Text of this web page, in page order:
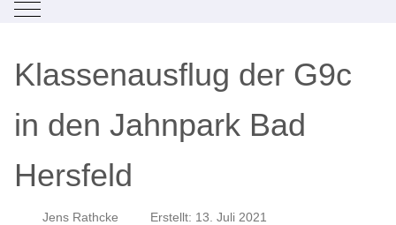
Mobile Menu Toggle
Klassenausflug der G9c
in den Jahnpark Bad
Hersfeld
Jens Rathcke Erstellt: 13. Juli 2021